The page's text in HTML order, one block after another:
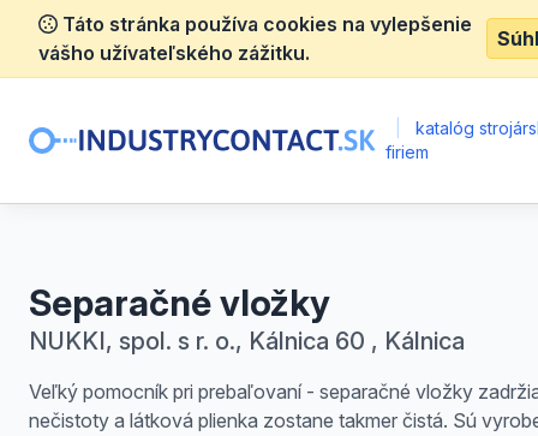
Táto stránka používa cookies na vylepšenie
vášho užívateľského zážitku.
katalóg
firiem
Separačné vložky
NUKKI, spol. s r. o., Kálnica 60 , Kálnica
Veľký pomocník pri prebaľovaní - separačné vložky
nečistoty a látková plienka zostane takmer čistá. Sú